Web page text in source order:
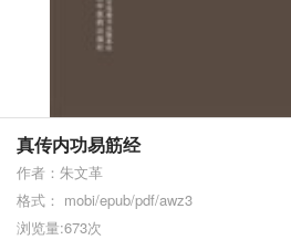
真传内功易筋经
作者：朱文革
格式： mobi/epub/pdf/awz3
浏览量:673次